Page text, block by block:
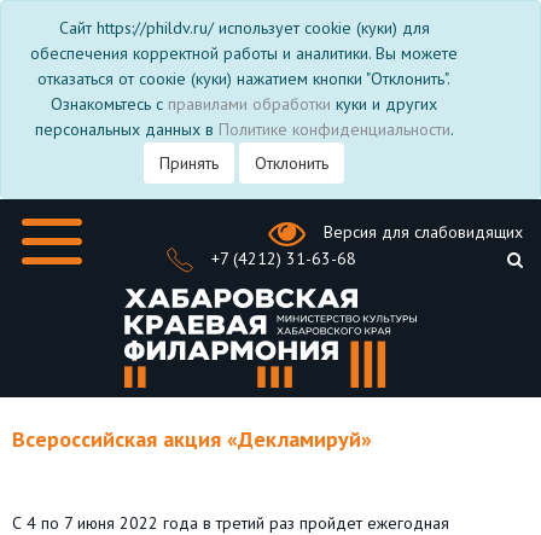
Сайт https://phildv.ru/ использует cookie (куки) для
обеспечения корректной работы и аналитики. Вы можете
отказаться от соокіе (куки) нажатием кнопки "Отклонить".
Ознакомьтесь с правилами обработки куки и других
персональных данных в Политике конфиденциальности.
Принять
Отклонить
Версия для слабовидящих
+7 (4212) 31-63-68
Всероссийская акция «Декламируй»
С 4 по 7 июня 2022 года в третий раз пройдет ежегодная